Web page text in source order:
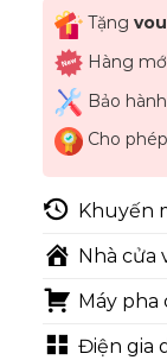
Tặng
Hàng
Bảo hành
Cho
Khuyến
Nhà cửa
Máy pha
Điện gia